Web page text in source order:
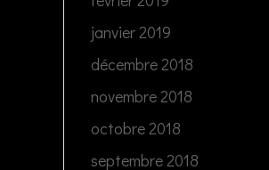
janvier 2019
décembre 2018
novembre 2018
octobre 2018
septembre 2018